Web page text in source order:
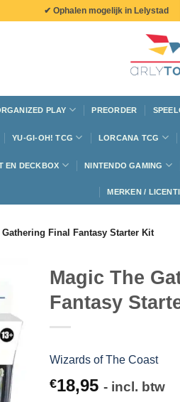
✔ Ophalen mogelijk in Lelystad
PLAY PREORDER
YU-GI-OH! TCG LORCANA TCG
EN DECKBOX NINTENDO GAMING
MERKEN /
Gathering Final Fantasy Starter Kit
Magic The
Fantasy
Wizards of The Coast
€18,95 - incl. btw